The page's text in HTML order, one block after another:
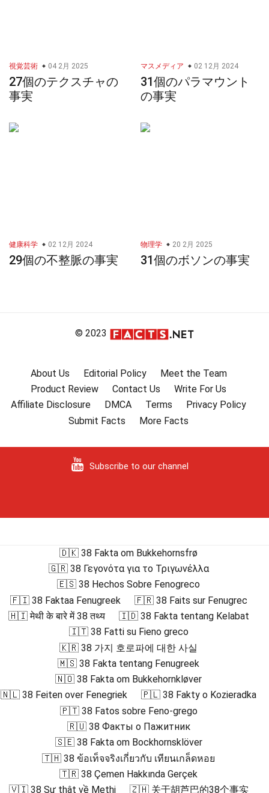
視覚芸術 04 2月 2025
27個のテクスチャの
事実
マスメディア 02 12月 2024
31個のパラマウント
の事実
健康科学 02 12月 2024
29個の不整脈の事実
物理学 20 2月 2025
31個のボソンの事実
© 2023
About Us Editorial Policy
Meet the Team
Product Review
Contact Us
Write For Us
Affiliate Disclosure
DMCA Terms
Privacy Policy
Submit Facts
More Facts
Subscribe to our channel
🇩🇰 38 Fakta om Bukkehornsfrø
🇬🇷 38 Γεγονότα για το Τριγωνέλλα
🇪🇸 38 Hechos Sobre Fenogreco
🇫🇮 38 Faktaa Fenugreek
🇫🇷 38 Faits sur Fenugrec
🇭🇮 मेथी के बारे में 38 तथ्य
🇮🇩 38 Fakta tentang Kelabat
🇮🇹 38 Fatti su Fieno greco
🇰🇷 38 가지 호로파에 대한 사실
🇲🇸 38 Fakta tentang Fenugreek
🇳🇴 38 Fakta om Bukkehornkløver
🇳🇱 38 Feiten over Fenegriek
🇵🇱 38 Fakty o Kozieradka
🇵🇹 38 Fatos sobre Feno-grego
🇷🇺 38 Факты о Пажитник
🇸🇪 38 Fakta om Bockhornsklöver
🇹🇭 38 ข้อเท็จจริงเกี่ยวกับ เทียนเกล็ดหอย
🇹🇷 38 Çemen Hakkında Gerçek
🇻🇮 38 Sự thật về Methi
🇿🇭 关于胡芦巴的38个事实